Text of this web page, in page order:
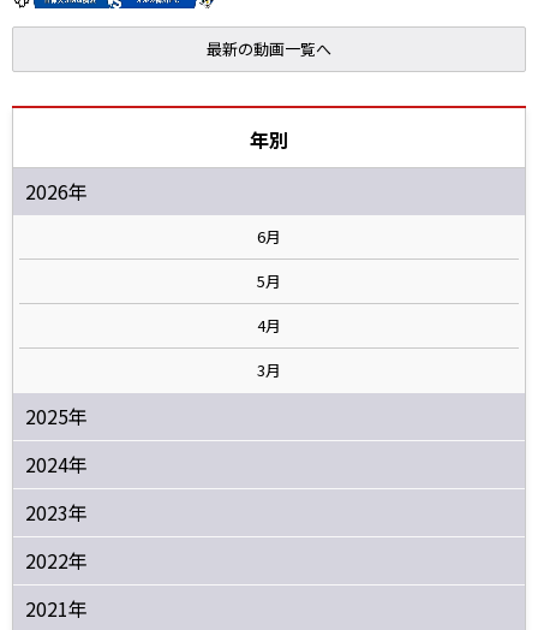
最新の動画一覧へ
年別
2026年
6月
5月
4月
3月
2025年
2024年
2023年
2022年
2021年